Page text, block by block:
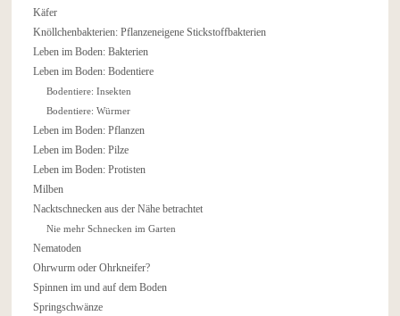
Käfer
Knöllchenbakterien: Pflanzeneigene Stickstoffbakterien
Leben im Boden: Bakterien
Leben im Boden: Bodentiere
Bodentiere: Insekten
Bodentiere: Würmer
Leben im Boden: Pflanzen
Leben im Boden: Pilze
Leben im Boden: Protisten
Milben
Nacktschnecken aus der Nähe betrachtet
Nie mehr Schnecken im Garten
Nematoden
Ohrwurm oder Ohrkneifer?
Spinnen im und auf dem Boden
Springschwänze